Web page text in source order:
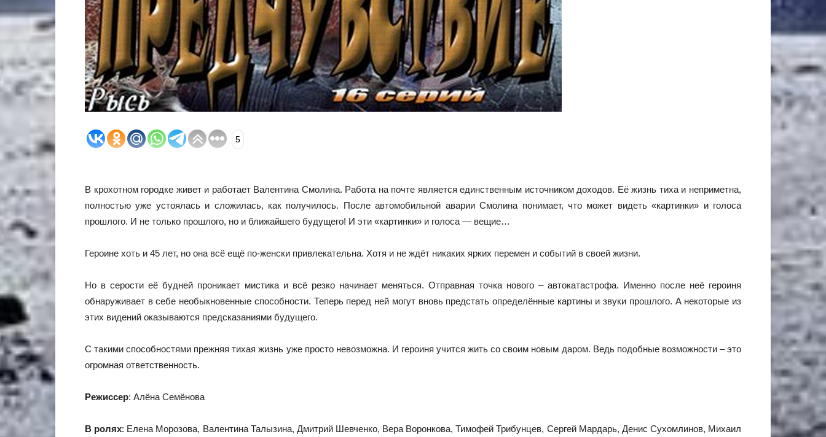
5
В крохотном городке живет и работает Валентина Смолина. Работа на почте является единственным источником доходов. Её жизнь тиха и неприметна,
полностью уже устоялась и сложилась, как получилось. После автомобильной аварии Смолина понимает, что может видеть «картинки» и голоса
прошлого. И не только прошлого, но и ближайшего будущего! И эти «картинки» и голоса — вещие…
Героине хоть и 45 лет, но она всё ещё по-женски привлекательна. Хотя и не ждёт никаких ярких перемен и событий в своей жизни.
Но в серости её будней проникает мистика и всё резко начинает меняться. Отправная точка нового – автокатастрофа. Именно после неё героиня
обнаруживает в себе необыкновенные способности. Теперь перед ней могут вновь предстать определённые картины и звуки прошлого. А некоторые из
этих видений оказываются предсказаниями будущего.
С такими способностями прежняя тихая жизнь уже просто невозможна. И героиня учится жить со своим новым даром. Ведь подобные возможности – это
огромная ответственность.
Режиссер: Алёна Семёнова
В ролях: Елена Морозова, Валентина Талызина, Дмитрий Шевченко, Вера Воронкова, Тимофей Трибунцев, Сергей Мардарь, Денис Сухомлинов, Михаил